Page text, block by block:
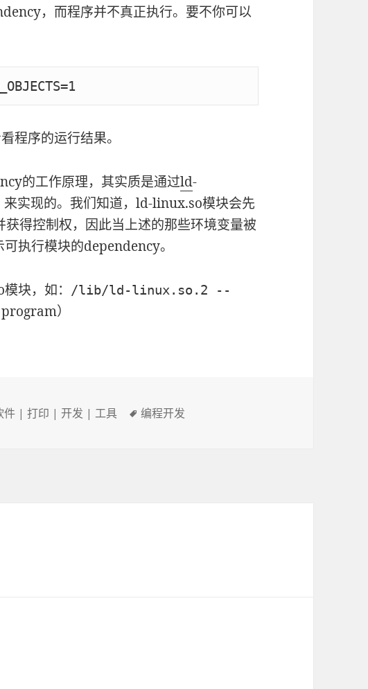
，而程序并不真正执行。要不你可以
程序的运行结果。
的工作原理，其实质是通过ld-
实现的。我们知道，ld-linux.so模块会先
得控制权，因此当上述的那些环境变量被
执行模块的dependency。
块，如：
/lib/ld-linux.so.2 --
）
件 | 打印 | 开发 | 工具
标
编程开发